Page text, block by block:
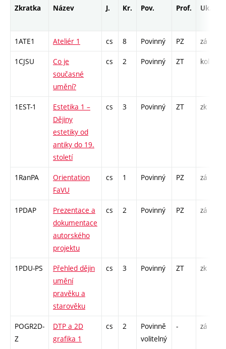
Zkratka Název J. Kr. Pov. Prof. Uk.
1ATE1 Ateliér 1 cs 8 Povinný PZ zá
1CJSU
Co je
současné
umění?
cs 2 Povinný ZT kol
1EST-1
Estetika 1 –
Dějiny
estetiky od
antiky do 19.
století
cs 3 Povinný ZT zk
1RanPA
Orientation
FaVU
cs 1 Povinný PZ zá
1PDAP
Prezentace a
dokumentace
autorského
projektu
cs 2 Povinný PZ zá
1PDU-PS
Přehled dějin
umění
pravěku a
starověku
cs 3 Povinný ZT zk
POGR2D-
Z
DTP a 2D
grafika 1
cs 2
Povinně
volitelný
- zá